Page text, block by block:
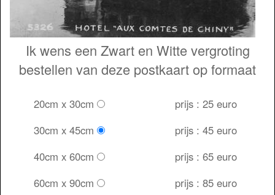
Ik wens een Zwart en Witte vergroting
bestellen van deze postkaart op formaat
20cm x 30cm
prijs : 25 euro
30cm x 45cm
prijs : 45 euro
40cm x 60cm
prijs : 65 euro
60cm x 90cm
prijs : 85 euro